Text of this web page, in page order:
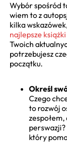
Wybór spośród
wiem to z
kilka
najlepsze
Twoich
potrzebujesz
początku.
Określ
Czego
to rozwój
który